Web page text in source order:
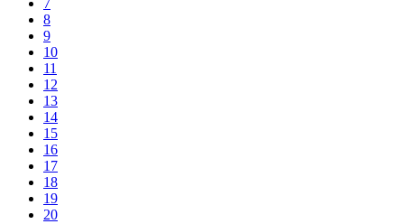
8
9
10
11
12
13
14
15
16
17
18
19
20